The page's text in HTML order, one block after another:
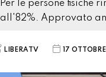
Per le persone fisiche
all'82%. Approvato
LIBERATV 17